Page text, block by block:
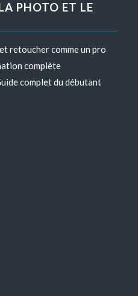
PHOTO ET LE
retoucher comme un pro
complète
complet du débutant